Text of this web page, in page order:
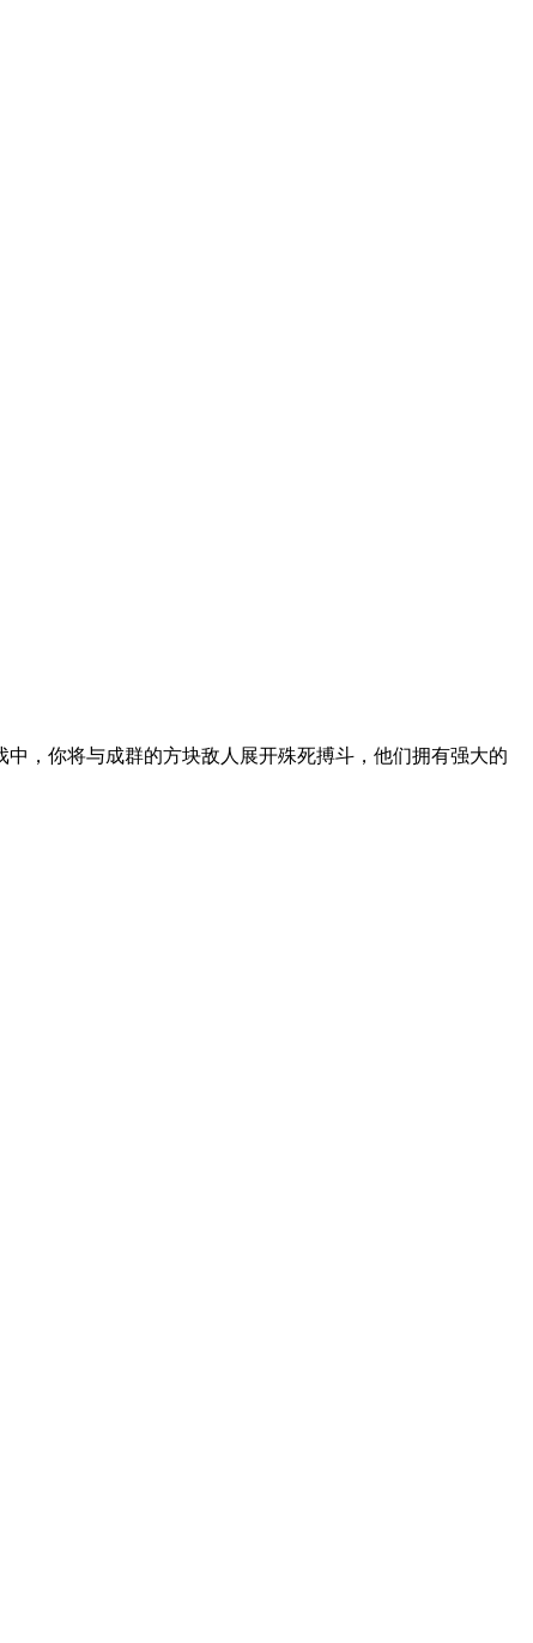
，你将与成群的方块敌人展开殊死搏斗，他们拥有强大的